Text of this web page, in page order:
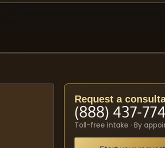
Request a
(888) 437-
Toll-free intake · By